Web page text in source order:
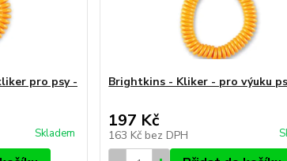
pro psy -
Skladem
Brightkins - Kliker - pro výuku
197 Kč
163 Kč bez DPH